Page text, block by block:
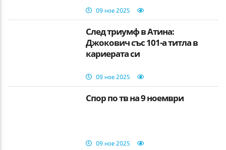
09 ное 2025
След триумф в Атина:
Джокович със 101-а титла в
кариерата си
09 ное 2025
Спор по тв на 9 ноември
09 ное 2025